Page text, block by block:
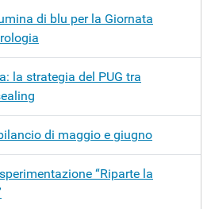
di blu per la Giornata
la strategia del PUG tra
di maggio e giugno
“Riparte la